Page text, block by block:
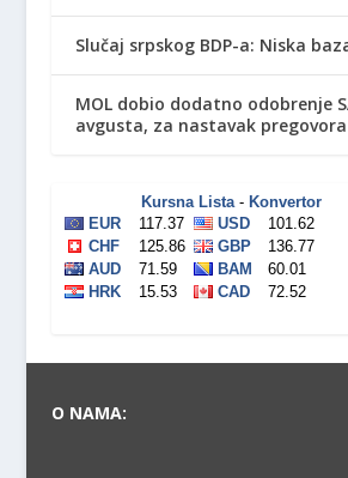
Slučaj srpskog BDP-a: Niska
MOL dobio dodatno odobrenje
avgusta, za nastavak
O NAMA: